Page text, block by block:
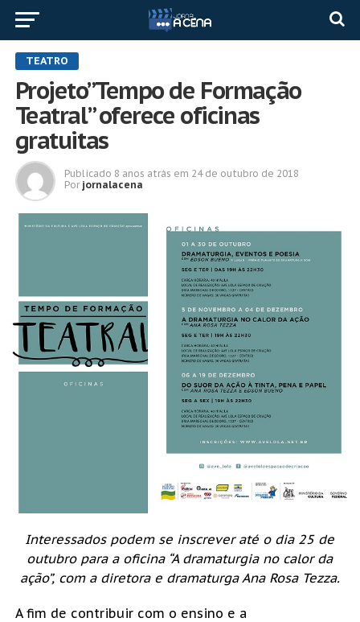
TEATRO
Projeto”Tempo de Formação
Teatral” oferece oficinas
gratuitas
Publicado 8 anos atrás em 24 de outubro de 2018
Por jornalacena
Interessados podem se inscrever até o dia 25 de
outubro para a oficina “A dramaturgia no calor da
ação”, com a diretora e dramaturga Ana Rosa Tezza.
A fim de contribuir com o ensino e a